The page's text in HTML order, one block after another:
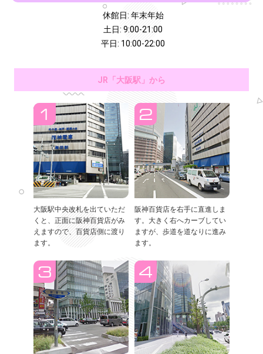
休館日: 年末年始
土日: 9:00-21:00
平日: 10:00-22:00
JR「大阪駅」から
大阪駅中央改札を出ていただ
くと、正面に阪神百貨店がみ
えますので、百貨店側に渡り
ます。
阪神百貨店を右手に直進しま
す。大きく右へカーブしてい
ますが、歩道を道なりに進み
ます。